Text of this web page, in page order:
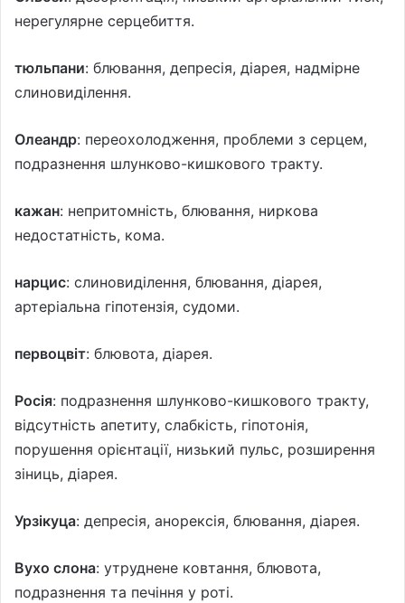
нерегулярне серцебиття.
тюльпани: блювання, депресія, діарея, надмірне
слиновиділення.
Олеандр: переохолодження, проблеми з серцем,
подразнення шлунково-кишкового тракту.
кажан: непритомність, блювання, ниркова
недостатність, кома.
нарцис: слиновиділення, блювання, діарея,
артеріальна гіпотензія, судоми.
первоцвіт: блювота, діарея.
Росія: подразнення шлунково-кишкового тракту,
відсутність апетиту, слабкість, гіпотонія,
порушення орієнтації, низький пульс, розширення
зіниць, діарея.
Урзікуца: депресія, анорексія, блювання, діарея.
Вухо слона: утруднене ковтання, блювота,
подразнення та печіння у роті.